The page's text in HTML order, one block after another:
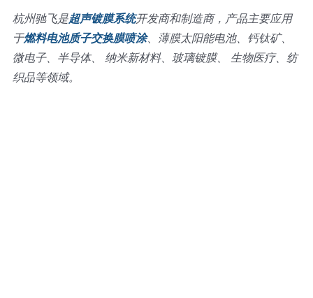
杭州驰飞是超声镀膜系统开发商和制造商，产品主要应用
于燃料电池质子交换膜喷涂、薄膜太阳能电池、钙钛矿、
微电子、半导体、 纳米新材料、玻璃镀膜、 生物医疗、纺
织品等领域。